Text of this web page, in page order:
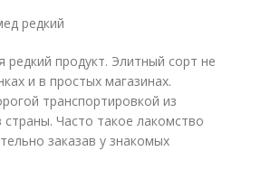
редкий
редкий продукт. Элитный сорт не
и в простых магазинах.
транспортировкой из
страны. Часто такое лакомство
заказав у знакомых